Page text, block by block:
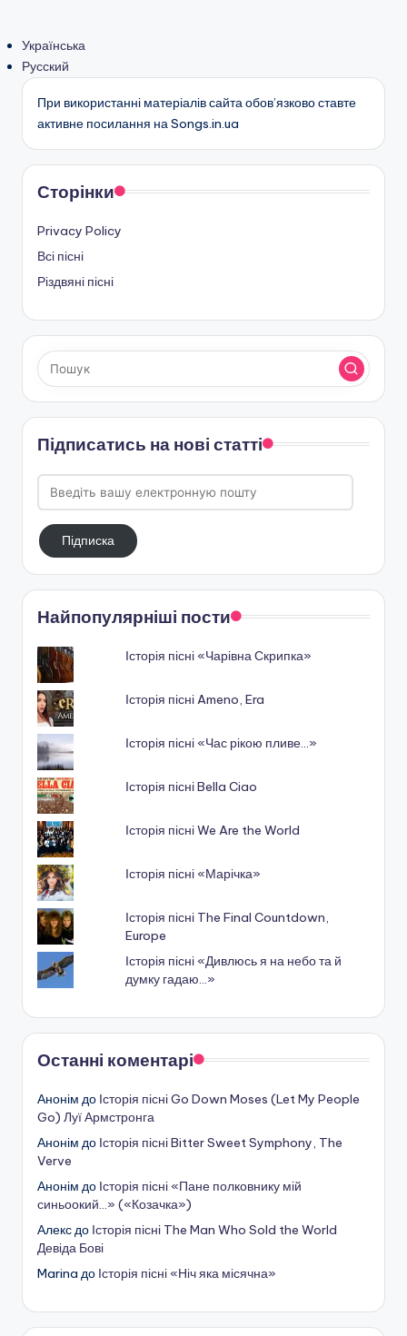
Українська
Русский
При використанні матеріалів сайта обов’язково ставте
активне посилання на Songs.in.ua
Сторінки
Privacy Policy
Всі пісні
Різдвяні пісні
Підписатись на нові статті
Введіть
вашу
електронную
поштуПідписка
Найпопулярніші пости
Історія пісні «Чарівна Скрипка»
Історія пісні Ameno, Era
Історія пісні «Час рікою пливе…»
Історія пісні Bella Ciao
Історія пісні We Are the World
Історія пісні «Марічка»
Історія пісні The Final Countdown,
Europe
Історія пісні «Дивлюсь я на небо та й
думку гадаю…»
Останні коментарі
Анонім до Історія пісні Go Down Moses (Let My People
Go) Луї Армстронга
Анонім до Історія пісні Bitter Sweet Symphony, The
Verve
Анонім до Історія пісні «Пане полковнику мій
синьоокий…» («Козачка»)
Алексдо Історія пісні The Man Who Sold the World
Девіда Бові
Marina до Історія пісні «Ніч яка місячна»